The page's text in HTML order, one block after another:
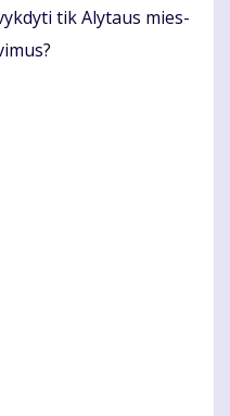
tik Aly­taus mies­